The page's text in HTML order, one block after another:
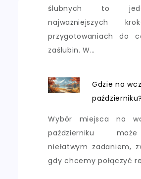
ślubnych to
najważniejszych
przygotowaniach do
zaślubin. W…
Gdzie na
październiku?
Wybór miejsca na
październiku
niełatwym zadaniem,
gdy chcemy połączyć